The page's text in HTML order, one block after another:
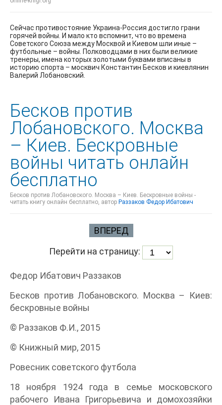
Сейчас противостояние Украина-Россия достигло грани
горячей войны. И мало кто вспомнит, что во времена
Советского Союза между Москвой и Киевом шли иные –
футбольные – войны. Полководцами в них были великие
тренеры, имена которых золотыми буквами вписаны в
историю спорта – москвич Константин Бесков и киевлянин
Валерий Лобановский.
Бесков против
Лобановского. Москва
– Киев. Бескровные
войны читать онлайн
бесплатно
Бесков против Лобановского. Москва – Киев. Бескровные войны -
читать книгу онлайн бесплатно, автор Раззаков Федор Ибатович
ВПЕРЕД
Перейти на страницу:
Федор Ибатович Раззаков
Бесков против Лобановского. Москва – Киев:
бескровные войны
© Раззаков Ф.И., 2015
© Книжный мир, 2015
Ровесник советского футбола
18 ноября 1924 года в семье московского
рабочего Ивана Григорьевича и домохозяйки